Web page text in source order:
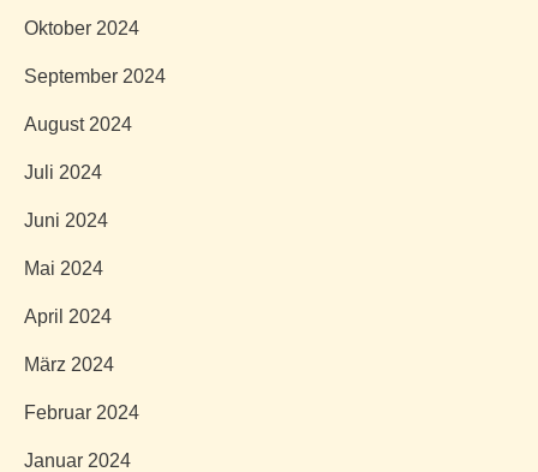
Oktober 2024
September 2024
August 2024
Juli 2024
Juni 2024
Mai 2024
April 2024
März 2024
Februar 2024
Januar 2024